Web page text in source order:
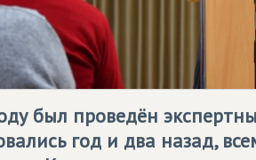
был проведён
год и два назад,